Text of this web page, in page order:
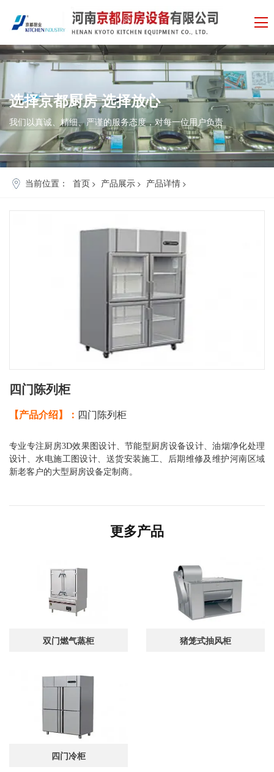
选择京都厨房选择放心
我们以真诚、精细、严谨的服务态度，对每一位用户负责
当前位置： 首页 > 产品展示 > 产品详情 >
四门陈列柜
【产品介绍】： 四门陈列柜
专业专注厨房3D效果图设计、节能型厨房设备设计、油烟净化处理
设计、水电施工图设计、送货安装施工、后期维修及维护河南区域
新老客户的大型厨房设备定制商。
更多产品
双门燃气蒸柜 猪笼式抽风柜
四门冷柜